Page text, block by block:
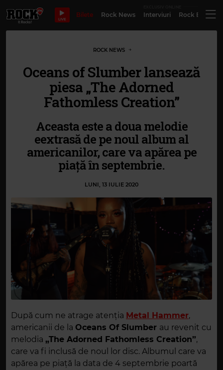
LIVE
Bilete Rock News Interviuri Rock
ROCK NEWS
Oceans of Slumber lansează
piesa „The Adorned
Fathomless Creation”
Aceasta este a doua melodie
eextrasă de pe noul album al
americanilor, care va apărea pe
piață în septembrie.
LUNI, 13 IULIE 2020
După cum ne atrage atenția Metal Hammer,
americanii de la Oceans Of Slumber au revenit cu
melodia „The Adorned Fathomless Creation”,
care va fi inclusă de noul lor disc. Albumul care va
apărea pe piață la data de 4 septembrie poartă